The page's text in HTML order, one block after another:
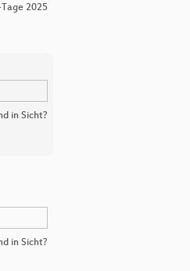
2025
in Sicht?
in Sicht?